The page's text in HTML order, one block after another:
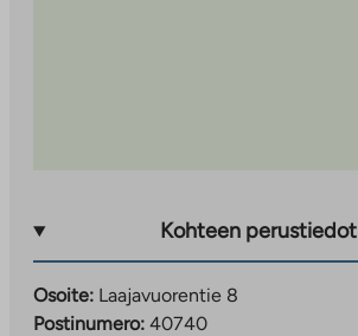
Kohteen perustiedot
Osoite: Laajavuorentie 8
Postinumero: 40740